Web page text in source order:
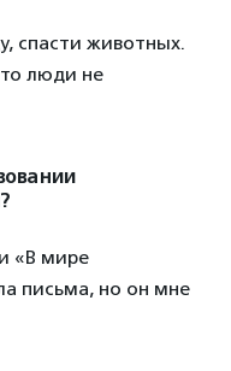
спасти животных.
люди не
«В мире
письма, но он мне